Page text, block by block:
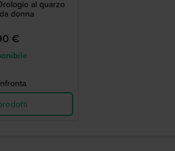
al quarzo
donna
€